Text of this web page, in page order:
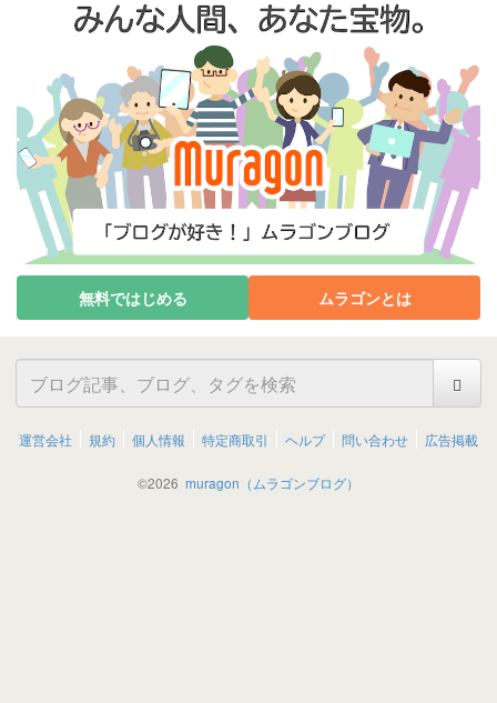
無料ではじめる ムラゴンとは
運営会社 規約 個人情報 特定商取引 ヘルプ 問い合わせ 広告掲載
©2026 muragon（ムラゴンブログ）